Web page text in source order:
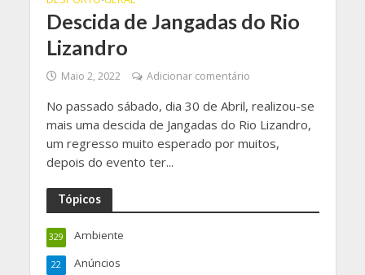
Descida de Jangadas do Rio
Lizandro
Maio 2, 2022 Adicionar comentário
No passado sábado, dia 30 de Abril, realizou-se
mais uma descida de Jangadas do Rio Lizandro,
um regresso muito esperado por muitos,
depois do evento ter...
Tópicos
Ambiente
329
Anúncios
22